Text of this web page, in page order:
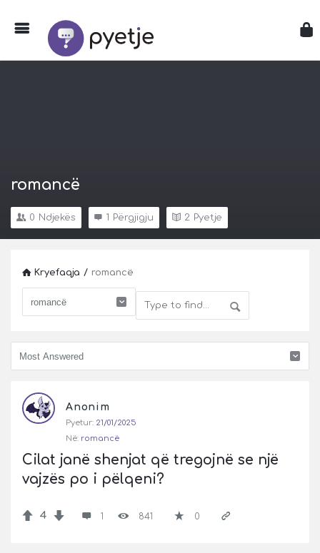
romancë
0 Ndjekës 1 Përgjigju 2 Pyetje
Kryefaqja / romancë
Pyetje
Latest
Anonim
Pyetur: 21/01/2025
Në: romancë
Cilat janë shenjat që tregojnë se një
vajzës po i pëlqeni?
4 1 841 0